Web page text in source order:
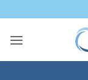
al
contenido